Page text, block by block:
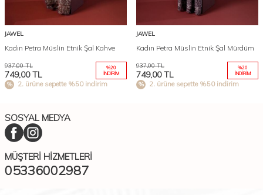
JAWEL
Kadın Petra Müslin Etnik Şal Kahve
937,00TL
749,00TL
%20
İNDIRIM
2. ürüne sepette %50 indirim
JAWEL
Kadın Petra Müslin Etnik Şal Mürdüm
937,00TL
749,00TL
%20
İNDIRIM
2. ürüne sepette %50 indirim
SOSYAL MEDYA
MÜŞTERI HIZMETLERI
05336002987